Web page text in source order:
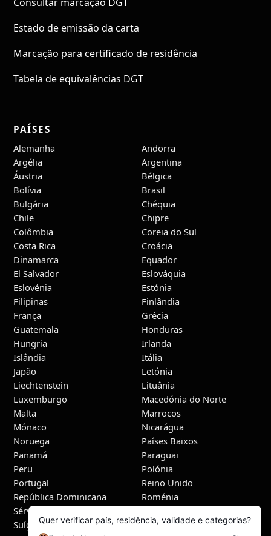
Estado de emissão da carta
Marcação para certificado de residência
Tabela de equivalências DGT
PAÍSES
Alemanha
Andorra
Argélia
Argentina
Áustria
Bélgica
Bolívia
Brasil
Bulgária
Chéquia
Chile
Chipre
Colômbia
Coreia do Sul
Costa Rica
Croácia
Dinamarca
Equador
El Salvador
Eslováquia
Eslovénia
Estónia
Filipinas
Finlândia
França
Grécia
Guatemala
Honduras
Hungria
Irlanda
Islândia
Itália
Japão
Letónia
Liechtenstein
Lituânia
Luxemburgo
Macedónia do Norte
Malta
Marrocos
Mónaco
Nicarágua
Noruega
Países Baixos
Panamá
Paraguai
Peru
Polónia
Portugal
Reino Unido
República Dominicana
Roménia
Sérvia
Suíça
Tunísia